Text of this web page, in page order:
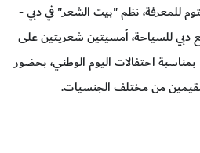
للمعرفة، نظم "بيت الشعر" في دبي -
دبي للسياحة، أمسيتين شعريتين على
احتفالات اليوم الوطني، بحضور
من مختلف الجنسيات.